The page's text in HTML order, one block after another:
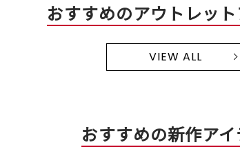
おすすめのアウトレッ
VIEW ALL
おすすめの新作ア